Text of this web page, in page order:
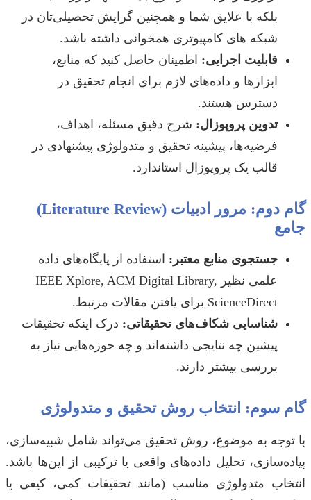
بلکه با علایق شما و همچنین گرایش تحصیلی‌تان در
شبکه های کامپیوتری همخوانی داشته باشد.
قابلیت اجرایی:اطمینان حاصل کنید که منابع،
ابزارها و داده‌های لازم برای انجام تحقیق در
دسترس هستند.
تدوین پروپوزال:شرح دقیق مسئله، اهداف،
فرضیه‌ها، پیشینه تحقیق و متدولوژی پیشنهادی در
قالب یک پروپوزال استاندارد.
گام دوم: مرور ادبیات (Literature Review)
جامع
جستجوی منابع معتبر: استفاده از پایگاه‌های داده
علمی نظیر IEEE Xplore, ACM Digital Library,
ScienceDirect برای یافتن مقالات مرتبط.
شناسایی شکاف‌های تحقیقاتی:درک اینکه تحقیقات
پیشین چه نتایجی داشته‌اند و چه حوزه‌هایی نیاز به
بررسی بیشتر دارند.
گام سوم: انتخاب روش تحقیق و متدولوژی
با توجه به موضوع، روش تحقیق می‌تواند شامل شبیه‌سازی،
پیاده‌سازی، تحلیل داده‌های واقعی یا ترکیبی از این‌ها باشد.
انتخاب متدولوژی مناسب (مانند تحقیقات کمی، کیفی یا